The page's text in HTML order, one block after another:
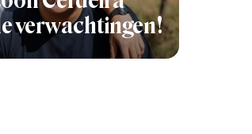
verwachtingen!